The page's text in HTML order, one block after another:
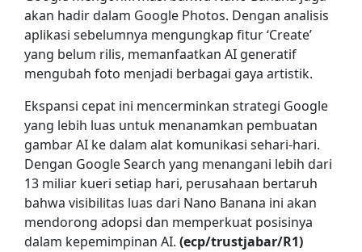
akan hadir dalam Google Photos. Dengan analisis
aplikasi sebelumnya mengungkap fitur ‘Create’
yang belum rilis, memanfaatkan AI generatif
mengubah foto menjadi berbagai gaya artistik.
Ekspansi cepat ini mencerminkan strategi Google
yang lebih luas untuk menanamkan pembuatan
gambar AI ke dalam alat komunikasi sehari-hari.
Dengan Google Search yang menangani lebih dari
13 miliar kueri setiap hari, perusahaan bertaruh
bahwa visibilitas luas dari Nano Banana ini akan
mendorong adopsi dan memperkuat posisinya
dalam kepemimpinan AI. (ecp/trustjabar/R1)